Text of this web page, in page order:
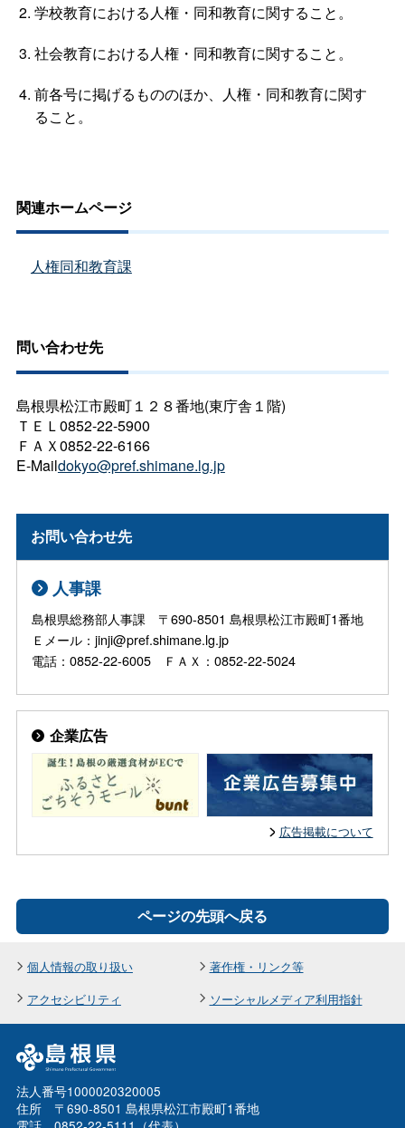
学校教育における人権・同和教育に関すること。
社会教育における人権・同和教育に関すること。
前各号に掲げるもののほか、人権・同和教育に関す
ること。
関連ホームページ
人権同和教育課
問い合わせ先
島根県松江市殿町１２８番地(東庁舎１階)
ＴＥＬ0852-22-5900
ＦＡＸ0852-22-6166
E-Maildokyo@pref.shimane.lg.jp
お問い合わせ先
人事課
島根県総務部人事課 〒690-8501 島根県松江市殿町1番地
Ｅメール：jinji@pref.shimane.lg.jp
電話：0852-22-6005 ＦＡＸ：0852-22-5024
企業広告
広告掲載について
ページの先頭へ戻る
個人情報の取り扱い
著作権・リンク等
アクセシビリティ
ソーシャルメディア利用指針
法人番号1000020320005
住所 〒690-8501 島根県松江市殿町1番地